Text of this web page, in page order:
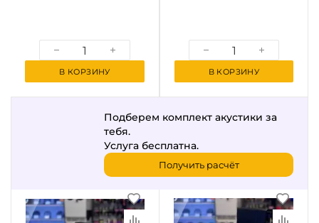
В КОРЗИНУ В КОРЗИНУ
Подберем комплект акустики за
тебя.
Услуга бесплатна.
Получить расчёт